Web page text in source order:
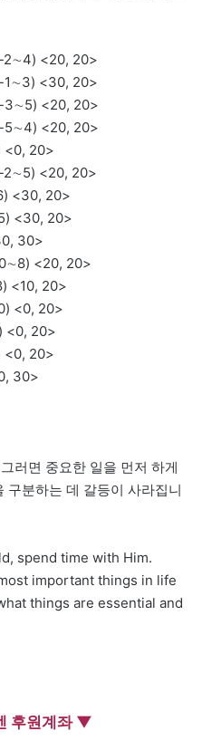
2∼4) <20, 20>
1∼3) <30, 20>
3∼5) <20, 20>
5∼4) <20, 20>
<0, 20>
2∼5) <20, 20>
<30, 20>
<30, 20>
30>
<20, 20>
<10, 20>
<0, 20>
<0, 20>
<0, 20>
30>
러면 중요한 일을 먼저 하게
구분하는 데 갈등이 사라집니
spend time with Him.
important things in life
things are essential and
후원계좌 ▼